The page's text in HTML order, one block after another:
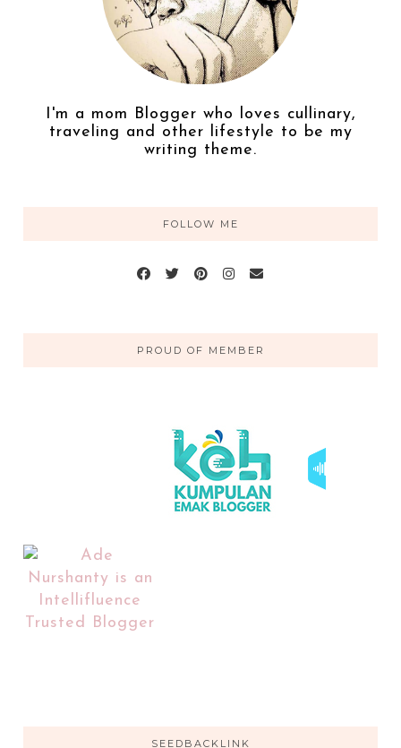
I'm a mom Blogger who loves cullinary,
traveling and other lifestyle to be my
writing theme.
FOLLOW ME
PROUD OF MEMBER
SEEDBACKLINK